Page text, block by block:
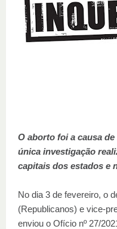
O aborto foi a causa
única investigação
capitais dos estados e
No dia 3 de fevereiro, o
(Republicanos) e vice-
enviou o Ofício nº 27/